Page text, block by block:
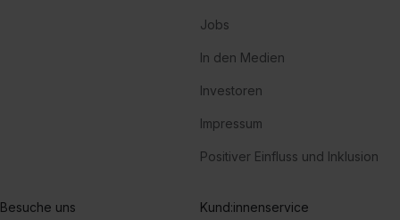
Jobs
In den Medien
Investoren
Impressum
Positiver Einfluss und Inklusion
Besuche uns Kund:innenservice